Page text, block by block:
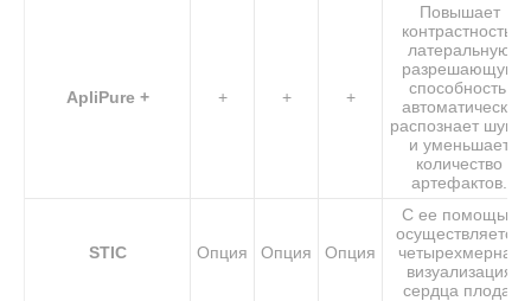
ApliPure + + + +
Повышает
контрастность,
латеральную
разрешающую
способность,
автоматически
распознает шумы
и уменьшает
количество
артефактов.
STIC Опция Опция Опция
С ее помощью
осуществляется
четырехмерная
визуализация
сердца плода;